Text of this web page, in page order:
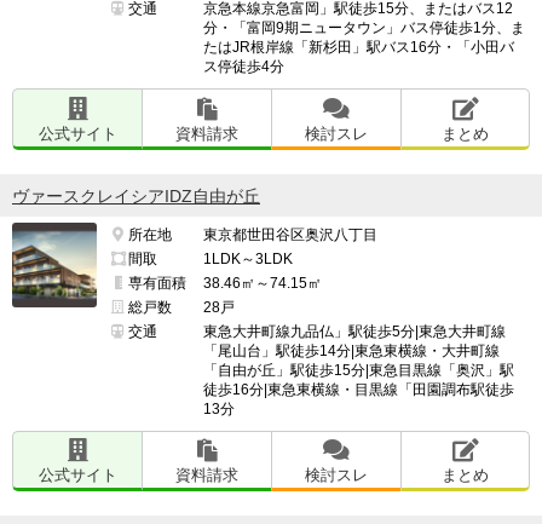
交通
京急本線京急富岡」駅徒歩15分、またはバス12
分・「富岡9期ニュータウン」バス停徒歩1分、ま
たはJR根岸線「新杉田」駅バス16分・「小田バ
ス停徒歩4分
公式サイト 資料請求 検討スレ まとめ
ヴァースクレイシアIDZ自由が丘
所在地
東京都世田谷区奥沢八丁目
間取
1LDK～3LDK
専有面積
38.46㎡～74.15㎡
総戸数
28戸
交通
東急大井町線九品仏」駅徒歩5分|東急大井町線
「尾山台」駅徒歩14分|東急東横線・大井町線
「自由が丘」駅徒歩15分|東急目黒線「奥沢」駅
徒歩16分|東急東横線・目黒線「田園調布駅徒歩
13分
公式サイト 資料請求 検討スレ まとめ